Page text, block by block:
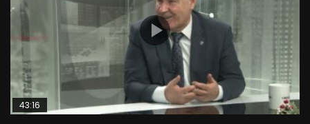
43:16